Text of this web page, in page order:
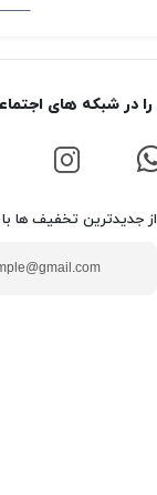
را در شبکه های
از جدیدترین تخفیف ها